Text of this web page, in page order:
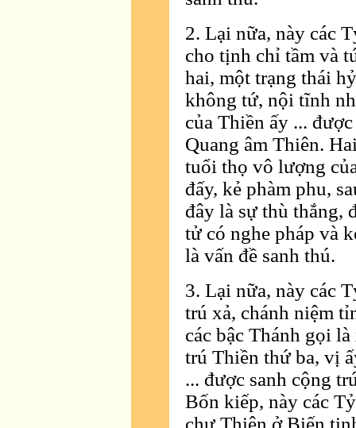
2. Lại nữa, này các
cho tịnh chỉ tầm và
hai, một trạng thái
không tứ, nội tĩnh
của Thiền ấy ...
Quang âm Thiên.
tuổi thọ vô lượng
đấy, kẻ phàm phu,
đây là sự thù thắng,
tử có nghe pháp và
là vấn đề sanh thú.
3. Lại nữa, này các
trú xả, chánh niệm
các bậc Thánh gọi
trú Thiền thứ ba, vị
... được sanh cộng
Bốn kiếp, này các